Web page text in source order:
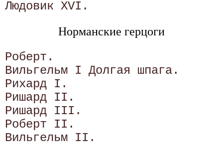
Норманские герцоги
Роберт.
Вильгельм I Долгая шпага.
Рихард I.
Ришард II.
Ришард III.
Роберт II.